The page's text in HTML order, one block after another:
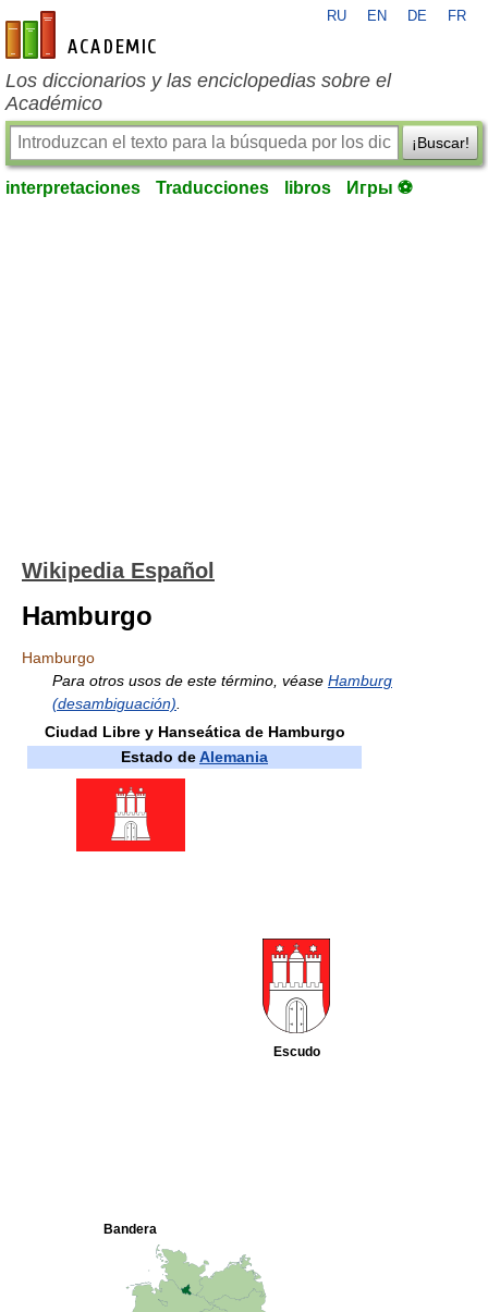
es-academic.com
RU EN DE FR
Los diccionarios y las enciclopedias sobre el
Académico
¡Buscar!
interpretaciones Traducciones libros Игры ⚽
Wikipedia Español
Hamburgo
Hamburgo
Para otros usos de este término, véase Hamburg
(desambiguación)
Ciudad Libre y Hanseática de Hamburgo
Estado deAlemania
Bandera
Escudo